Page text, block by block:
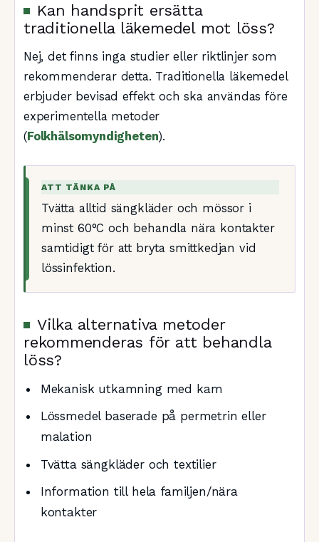
Kan handsprit ersätta
traditionella läkemedel mot löss?
Nej, det finns inga studier eller riktlinjer som
rekommenderar detta. Traditionella läkemedel
erbjuder bevisad effekt och ska användas före
experimentella metoder
(Folkhälsomyndigheten).
ATT TÄNKA PÅ
Tvätta alltid sängkläder och mössor i
minst 60°C och behandla nära kontakter
samtidigt för att bryta smittkedjan vid
lössinfektion.
Vilka alternativa metoder
rekommenderas för att behandla
löss?
Mekanisk utkamning med kam
Lössmedel baserade på permetrin eller
malation
Tvätta sängkläder och textilier
Information till hela familjen/nära
kontakter